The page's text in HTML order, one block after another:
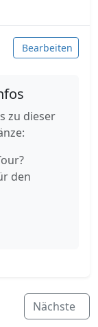
Bearbeiten
zu dieser
den
Nächste